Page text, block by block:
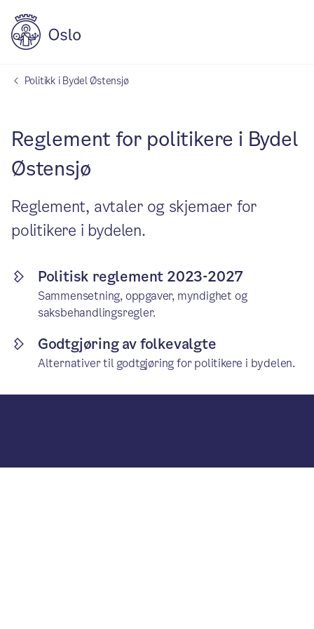
Politikk i Bydel Østensjø
Reglement for politikere i Bydel
Østensjø
Reglement, avtaler og skjemaer for
politikere i bydelen.
Politisk reglement 2023-2027
Sammensetning, oppgaver, myndighet og
saksbehandlingsregler.
Godtgjøring av folkevalgte
Alternativer til godtgjøring for politikere i bydelen.